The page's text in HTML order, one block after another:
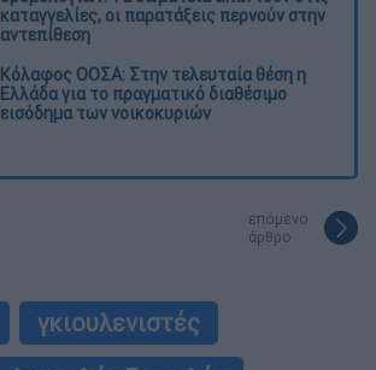
καταγγελίες, οι παρατάξεις περνούν στην
αντεπίθεση
Κόλαφος ΟΟΣΑ: Στην τελευταία θέση η
Ελλάδα για το πραγματικό διαθέσιμο
εισόδημα των νοικοκυριών
επόμενο
άρθρο
γκιουλενιστές